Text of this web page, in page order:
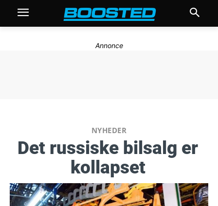
Annonce
NYHEDER
Det russiske bilsalg er
kollapset